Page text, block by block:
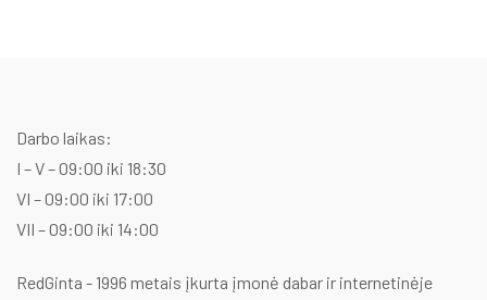
Darbo laikas:
I – V – 09:00 iki 18:30
VI – 09:00 iki 17:00
VII – 09:00 iki 14:00
RedGinta - 1996 metais įkurta įmonė dabar ir internetinėje